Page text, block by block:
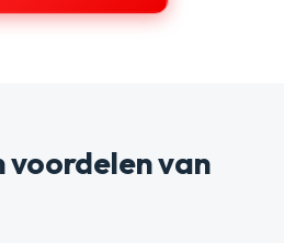
voordelen van